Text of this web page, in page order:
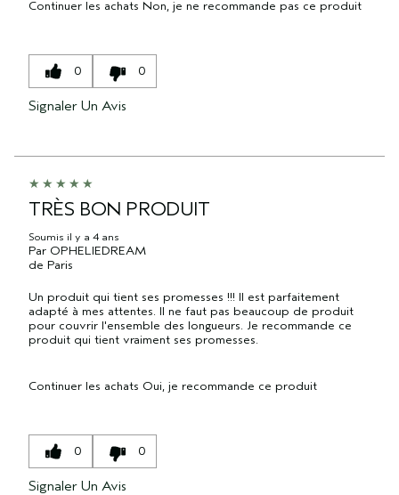
Continuer les achats Non, je ne recommande pas ce produit
0 0
Signaler Un Avis
TRÈS BON PRODUIT
Soumis il y a 4 ans
Par OPHELIEDREAM
de Paris
Un produit qui tient ses promesses !!! Il est parfaitement
adapté à mes attentes. Il ne faut pas beaucoup de produit
pour couvrir l'ensemble des longueurs. Je recommande ce
produit qui tient vraiment ses promesses.
Continuer les achats Oui, je recommande ce produit
0 0
Signaler Un Avis